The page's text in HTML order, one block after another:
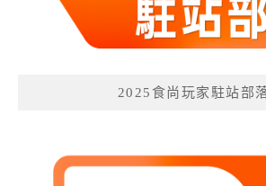
2025食尚玩家駐站部